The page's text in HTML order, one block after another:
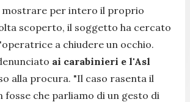
mostrare per intero il proprio
scoperto, il soggetto ha cercato
a chiudere un occhio.
ai carabinieri e l'Asl
alla procura. "Il caso rasenta il
fosse che parliamo di un gesto di